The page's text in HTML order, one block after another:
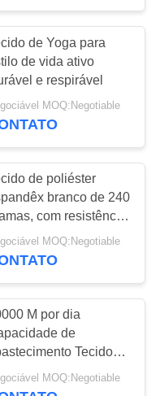
do
do
105
do
de Yoga para
de vida ativo
e respirável
MOQ:Negotiable
de poliéster
branco de 240
com resistência
grau 2-5
MOQ:Negotiable
M por dia
de
Tecido
spandex de nylon
de longa
MOQ:Negotiable